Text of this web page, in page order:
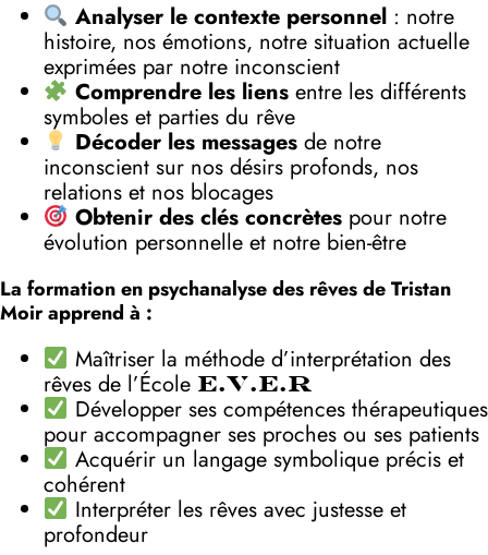
Analyser le contexte personnel: notre
histoire, nos émotions, notre situation actuelle
exprimées par notre inconscient
Comprendre les liensentre les différents
symboles et parties du rêve
Décoder les messagesde notre
inconscient sur nos désirs profonds, nos
relations et nos blocages
Obtenir des clés concrètespour notre
évolution personnelle et notre bien-être
La formation en psychanalyse des rêves de Tristan
Moir apprend à :
Maîtriser la méthode d’interprétation des
rêves de l’École E.V.E.R
Développer ses compétences thérapeutiques
pour accompagner ses proches ou ses patients
Acquérir un langage symbolique précis et
cohérent
Interpréter les rêves avec justesse et
profondeur